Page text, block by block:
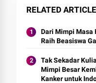
RELATED ARTICLE
Dari Mimpi Masa
Raih Beasiswa
Tak Sekadar
Mimpi Besar
Kanker untuk